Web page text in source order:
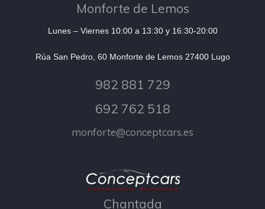
Monforte de Lemos
Lunes – Viernes 10:00 a 13:30 y 16:30-20:00
Rúa San Pedro, 60 Monforte de Lemos 27400 Lugo
982 881 729
692 762 518
monforte@conceptcars.es
Chantada